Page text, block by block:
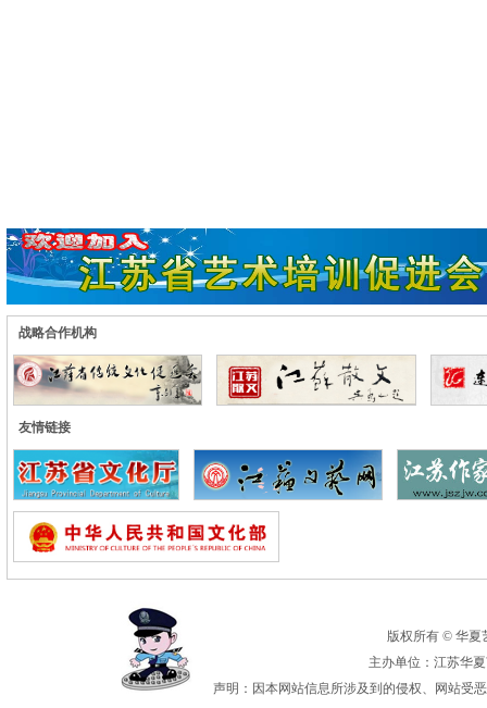
战略合作机构
友情链接
版权所有 © 华夏
主办单位：江苏华
声明：因本网站信息所涉及到的侵权、网站受